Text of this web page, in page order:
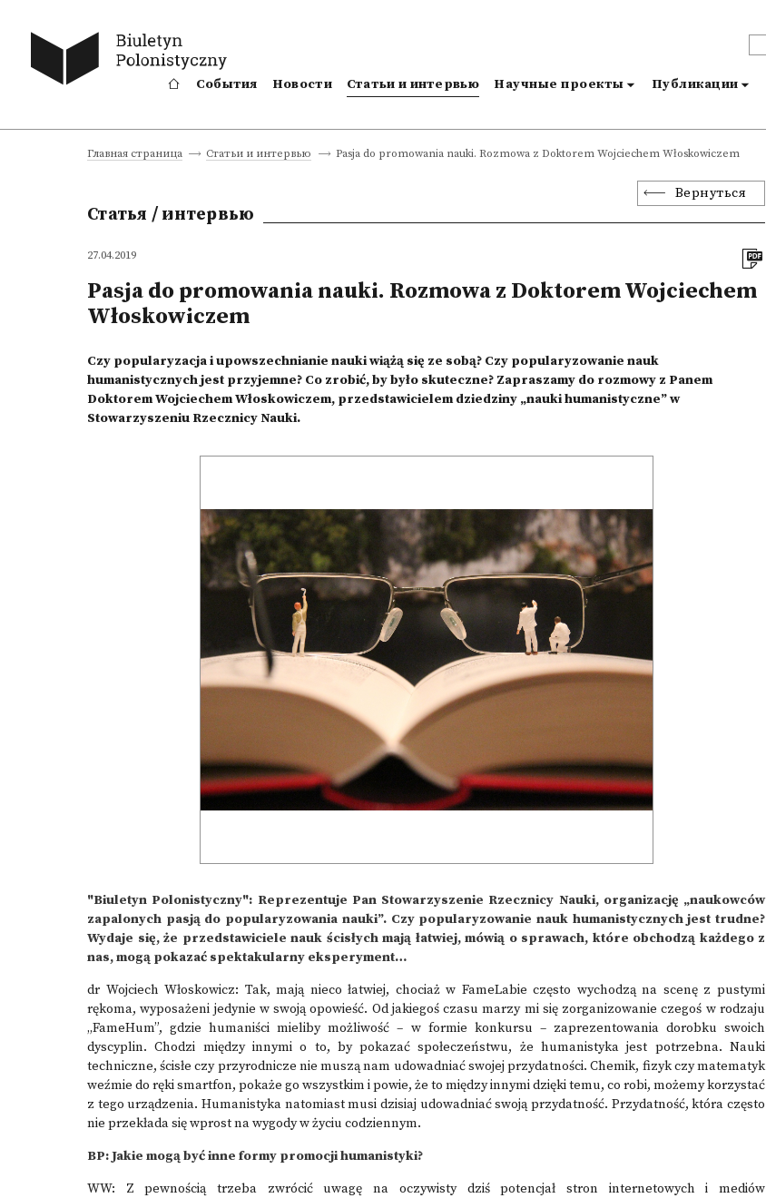
События Новости Статьи и интервью Научные проекты Публикации
Главная страница Статьи и интервью Pasja do promowania nauki. Rozmowa z Doktorem Wojciechem Włoskowiczem
Вернуться
Статья / интервью
27.04.2019
Pasja do promowania nauki. Rozmowa z Doktorem Wojciechem
Włoskowiczem
Czy popularyzacja i upowszechnianie nauki wiążą się ze sobą? Czy popularyzowanie nauk
humanistycznych jest przyjemne? Co zrobić, by było skuteczne? Zapraszamy do rozmowy z Panem
Doktorem Wojciechem Włoskowiczem, przedstawicielem dziedziny „nauki humanistyczne” w
Stowarzyszeniu Rzecznicy Nauki.
"Biuletyn Polonistyczny": Reprezentuje Pan Stowarzyszenie Rzecznicy Nauki, organizację „naukowców
zapalonych pasją do popularyzowania nauki”. Czy popularyzowanie nauk humanistycznych jest trudne?
Wydaje się, że przedstawiciele nauk ścisłych mają łatwiej, mówią o sprawach, które obchodzą każdego z
nas, mogą pokazać spektakularny eksperyment…
dr Wojciech Włoskowicz: Tak, mają nieco łatwiej, chociaż w FameLabie często wychodzą na scenę z pustymi
rękoma, wyposażeni jedynie w swoją opowieść. Od jakiegoś czasu marzy mi się zorganizowanie czegoś w rodzaju
„FameHum”, gdzie humaniści mieliby możliwość – w formie konkursu – zaprezentowania dorobku swoich
dyscyplin. Chodzi między innymi o to, by pokazać społeczeństwu, że humanistyka jest potrzebna. Nauki
techniczne, ścisłe czy przyrodnicze nie muszą nam udowadniać swojej przydatności. Chemik, fizyk czy matematyk
weźmie do ręki smartfon, pokaże go wszystkim i powie, że to między innymi dzięki temu, co robi, możemy korzystać
z tego urządzenia. Humanistyka natomiast musi dzisiaj udowadniać swoją przydatność. Przydatność, która często
nie przekłada się wprost na wygody w życiu codziennym.
BP: Jakie mogą być inne formy promocji humanistyki?
WW: Z pewnością trzeba zwrócić uwagę na oczywisty dziś potencjał stron internetowych i mediów